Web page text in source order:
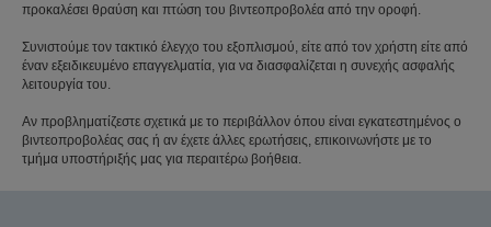
προκαλέσει θραύση και πτώση του βιντεοπροβολέα από την οροφή.
Συνιστούμε τον τακτικό έλεγχο του εξοπλισμού, είτε από τον χρήστη είτε από
έναν εξειδικευμένο επαγγελματία, για να διασφαλίζεται η συνεχής ασφαλής
λειτουργία του.
Αν προβληματίζεστε σχετικά με το περιβάλλον όπου είναι εγκατεστημένος ο
βιντεοπροβολέας σας ή αν έχετε άλλες ερωτήσεις, επικοινωνήστε με το
τμήμα υποστήριξής μας για περαιτέρω βοήθεια.